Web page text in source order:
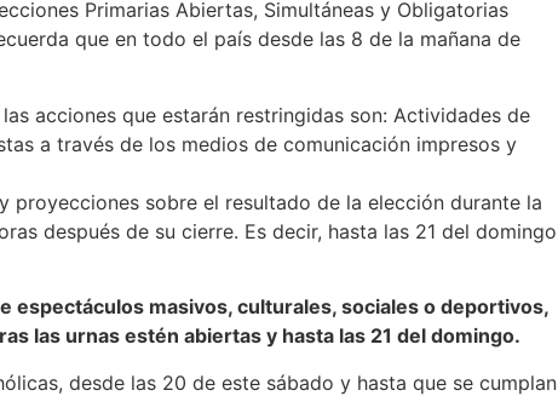
Primarias Abiertas, Simultáneas y Obligatorias
que en todo el país desde las 8 de la mañana de
acciones que estarán restringidas son: Actividades de
a través de los medios de comunicación impresos y
proyecciones sobre el resultado de la elección durante la
después de su cierre. Es decir, hasta las 21 del domingo
espectáculos masivos, culturales, sociales o deportivos,
las urnas estén abiertas y hasta las 21 del domingo.
desde las 20 de este sábado y hasta que se cumplan